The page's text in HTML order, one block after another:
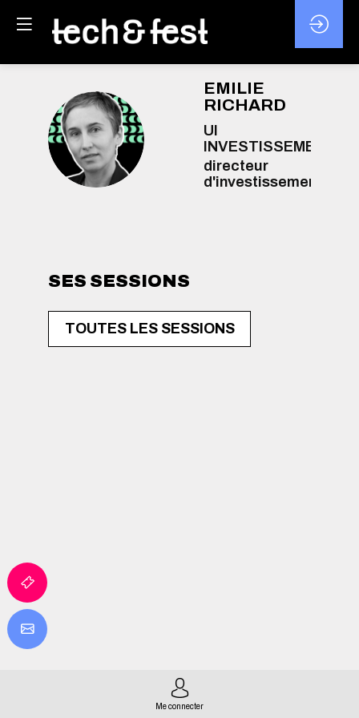
ER
EMILIE
RICHARD
UI
INVESTISSEMENT
directeur
d'investissement
SES SESSIONS
TOUTES LES SESSIONS
Me connecter